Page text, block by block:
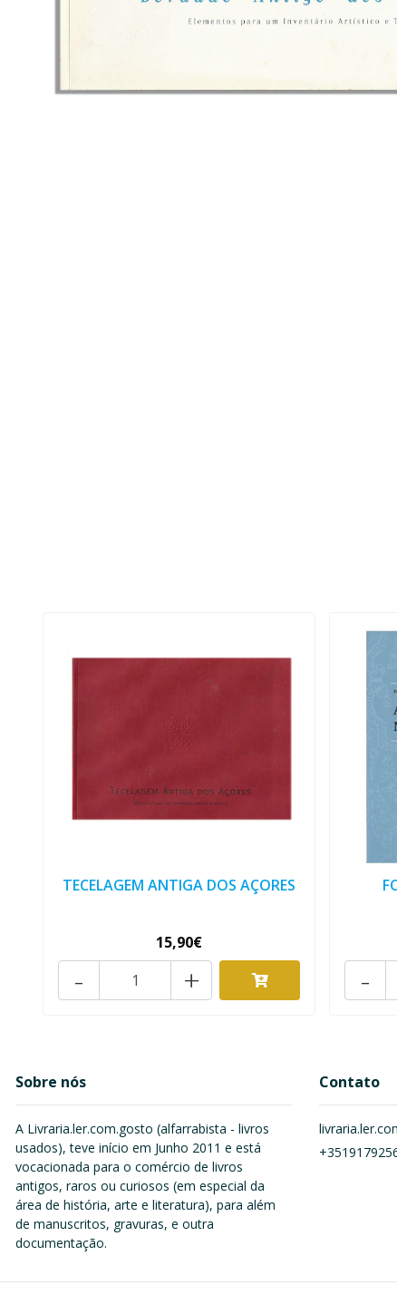
TECELAGEM ANTIGA DOS AÇORES
15,90€
+
- -
Sobre nós
A Livraria.ler.com.gosto (alfarrabista - livros
usados), teve início em Junho 2011 e está
vocacionada para o comércio de livros
antigos, raros ou curiosos (em especial da
área de história, arte e literatura), para além
de manuscritos, gravuras, e outra
documentação.
Contato